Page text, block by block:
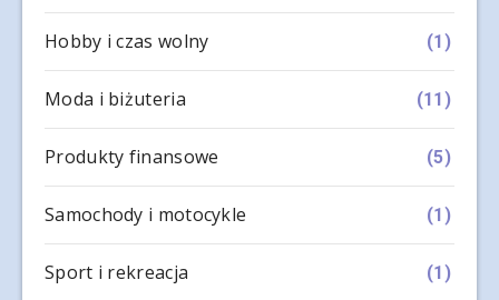
Hobby i czas wolny (1)
Moda i biżuteria (11)
Produkty finansowe (5)
Samochody i motocykle (1)
Sport i rekreacja (1)